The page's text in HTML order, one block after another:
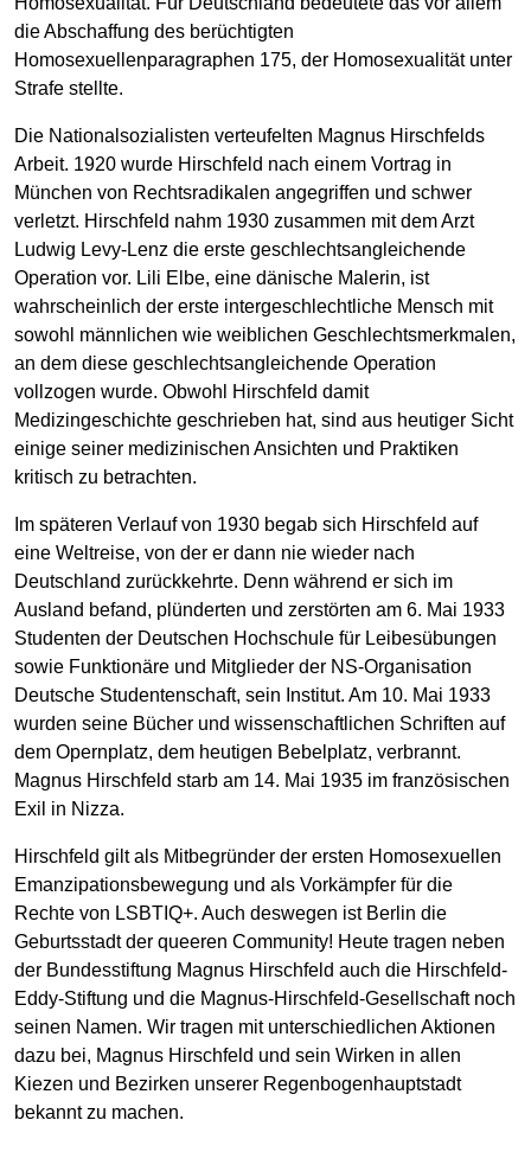
die Abschaffung des berüchtigten
Homosexuellenparagraphen 175, der Homosexualität unter
Strafe stellte.
Die Nationalsozialisten verteufelten Magnus Hirschfelds
Arbeit. 1920 wurde Hirschfeld nach einem Vortrag in
München von Rechtsradikalen angegriffen und schwer
verletzt. Hirschfeld nahm 1930 zusammen mit dem Arzt
Ludwig Levy-Lenz die erste geschlechtsangleichende
Operation vor. Lili Elbe, eine dänische Malerin, ist
wahrscheinlich der erste intergeschlechtliche Mensch mit
sowohl männlichen wie weiblichen Geschlechtsmerkmalen,
an dem diese geschlechtsangleichende Operation
vollzogen wurde. Obwohl Hirschfeld damit
Medizingeschichte geschrieben hat, sind aus heutiger Sicht
einige seiner medizinischen Ansichten und Praktiken
kritisch zu betrachten.
Im späteren Verlauf von 1930 begab sich Hirschfeld auf
eine Weltreise, von der er dann nie wieder nach
Deutschland zurückkehrte. Denn während er sich im
Ausland befand, plünderten und zerstörten am 6. Mai 1933
Studenten der Deutschen Hochschule für Leibesübungen
sowie Funktionäre und Mitglieder der NS-Organisation
Deutsche Studentenschaft, sein Institut. Am 10. Mai 1933
wurden seine Bücher und wissenschaftlichen Schriften auf
dem Opernplatz, dem heutigen Bebelplatz, verbrannt.
Magnus Hirschfeld starb am 14. Mai 1935 im französischen
Exil in Nizza.
Hirschfeld gilt als Mitbegründer der ersten Homosexuellen
Emanzipationsbewegung und als Vorkämpfer für die
Rechte von LSBTIQ+. Auch deswegen ist Berlin die
Geburtsstadt der queeren Community! Heute tragen neben
der Bundesstiftung Magnus Hirschfeld auch die Hirschfeld-
Eddy-Stiftung und die Magnus-Hirschfeld-Gesellschaft noch
seinen Namen. Wir tragen mit unterschiedlichen Aktionen
dazu bei, Magnus Hirschfeld und sein Wirken in allen
Kiezen und Bezirken unserer Regenbogenhauptstadt
bekannt zu machen.